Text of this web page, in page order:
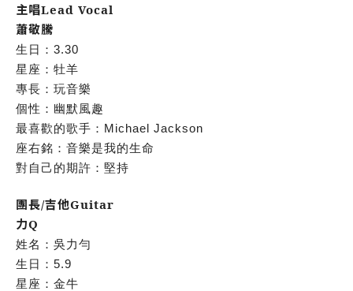
主唱Lead Vocal
蕭敬騰
生日：3.30
星座：牡羊
專長：玩音樂
個性：幽默風趣
最喜歡的歌手：Michael Jackson
座右銘：音樂是我的生命
對自己的期許：堅持
團長/吉他Guitar
力Q
姓名：吳力勻
生日：5.9
星座：金牛